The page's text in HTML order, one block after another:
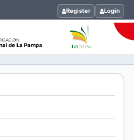
Register Login